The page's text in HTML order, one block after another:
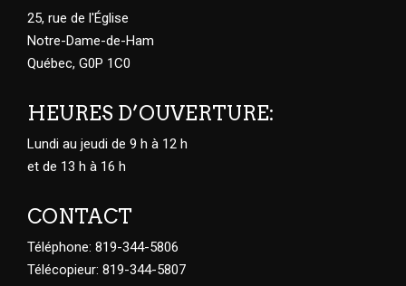
25, rue de l'Église
Notre-Dame-de-Ham
Québec, G0P 1C0
HEURES D’OUVERTURE:
Lundi au jeudi de 9 h à 12 h
et de 13 h à 16 h
CONTACT
Téléphone: 819-344-5806
Télécopieur: 819-344-5807